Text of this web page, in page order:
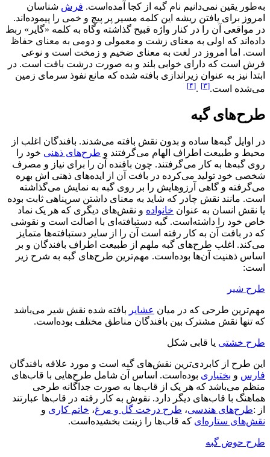
به‌طور یقین نمی‌دانیم نام گبه از کجا آمده‌است. فرش شناسان
امروز برای یافتن ریشه این کلمه مسیر پر پیچ و خمی را پیموده‌اند.
در مواقعی آن را در کنار واژه قبیح گذاشته وگاه به کلمه «گایر» ربط
داده‌اند که اولی به معنای زشت و معمولی و دومی به معنای حفاظ
است. اما امروز در لغت به معنای ضخیم و زمخت است و نوعی
فرش است که دارای خوابی بلند و به صورت درشت بافت است. در
ابتدا نیز به عنوان زیراندازی بافته شده که مانع نفوذ سرمای زمین
می‌شده است.[۳] .[۴]
طرح‌های گبه
در اوایل گبه‌ها ساده و بدون نقش بافته می‌شدند. بافندگان اغلب از
محیط و طبیعت اطراف الهام می‌گرفتند و طرح‌های ذهنی خود را
روی گبه‌ها به کار می‌گرفتند. چون بافنده آن را برای نیاز و مصرف
شخصی خود تولید می‌کرده در بافت آن از ایده‌های ذهنی اش بهره
می‌گرفته و گاهی آرزوهایش را بر روی گبه به نمایش می‌گذاشته
است. مانند نقش چادر که شاید به معنای داشتن سرپناهی ثابت بوده
یا نقش انسان به عنوان خانواده و نقش‌های دیگری که هر یک نماد
خاص خود را داشته‌است. گبه دستبافته‌ای با اصالت است و نقوشی
که در بافت آن به کار رفته است آن را از سایر دستبافته‌ها متمایز
می‌کند. اغلب طرح‌های گبه ملهم از طبیعت اطراف بافندگان و بر
اساس ذهنیت آن‌ها بوده‌است. مهم‌ترین طرح‌های گبه به شرح زیر
است:
طرح شیر
مهم‌ترین طرحی که در میان عشایر بافته شده نقش شیر می‌باشد
که تنها نقش مشترک بین بافندگان مناطق مختلف بوده‌است.
طرح خشتی یا قابی شکل
این طرح از کابردی‌ترین نقش‌های گبه است و مورد علاقه بافندگان
فارس و بختیاری بوده‌است. اساس آن شامل طرح‌هایی با قاب‌های
منظم می‌باشد که هر یک از قاب‌ها به صورت جداگانه طرحی
هماهنگ با قاب‌های دیگر دارد. نقوش به کار رفته در قاب‌ها عبارتند
از :طرح‌های هندسی، طرح درخت گل و مرغ، خاتم کاری و
نقش‌های ستاره‌ای که قاب‌ها را زینت بخشیده‌است.
طرح حوض گبه